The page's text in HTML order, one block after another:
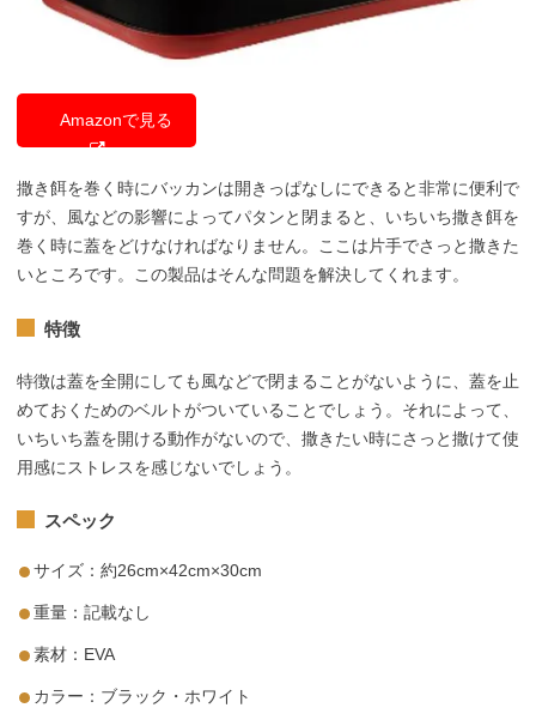
Amazonで見る
撒き餌を巻く時にバッカンは開きっぱなしにできると非常に便利で
すが、風などの影響によってパタンと閉まると、いちいち撒き餌を
巻く時に蓋をどけなければなりません。ここは片手でさっと撒きた
いところです。この製品はそんな問題を解決してくれます。
特徴
特徴は蓋を全開にしても風などで閉まることがないように、蓋を止
めておくためのベルトがついていることでしょう。それによって、
いちいち蓋を開ける動作がないので、撒きたい時にさっと撒けて使
用感にストレスを感じないでしょう。
スペック
サイズ：約26cm×42cm×30cm
重量：記載なし
素材：EVA
カラー：ブラック・ホワイト